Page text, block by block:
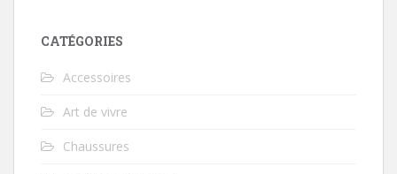
CATÉGORIES
Accessoires
Art de vivre
Chaussures